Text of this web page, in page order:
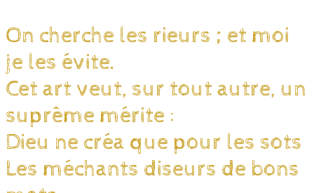
On cherche les rieurs ; et moi
je les évite.
Cet art veut, sur tout autre, un
suprême mérite :
Dieu ne créa que pour les sots
Les méchants diseurs de bons